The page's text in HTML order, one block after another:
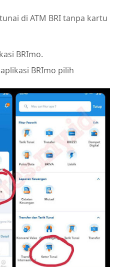
di ATM BRI tanpa kartu
BRImo.
BRImo pilih